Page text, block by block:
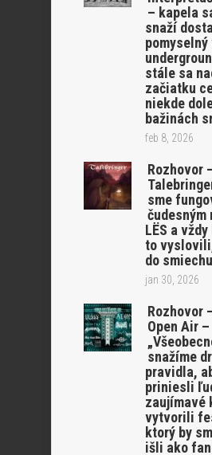
– kapela
snaží
pomyselný
stále sa
začiatku
niekde
bažinách
feb 8, 2026
Rozhovor
sme
čudesným
LËS a
to
do
jan 30, 2026
Rozhovor
Open Air –
snažíme
pravidla,
priniesli
zaujímavé
vytvorili
ktorý by
išli ako